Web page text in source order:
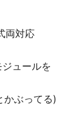
両対応
ュールを
ぶってる)